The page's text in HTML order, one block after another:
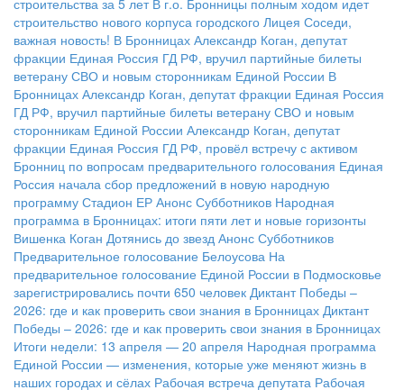
строительства за 5 лет В г.о. Бронницы полным ходом идет
строительство нового корпуса городского Лицея Соседи,
важная новость! В Бронницах Александр Коган, депутат
фракции Единая Россия ГД РФ, вручил партийные билеты
ветерану СВО и новым сторонникам Единой России В
Бронницах Александр Коган, депутат фракции Единая Россия
ГД РФ, вручил партийные билеты ветерану СВО и новым
сторонникам Единой России Александр Коган, депутат
фракции Единая Россия ГД РФ, провёл встречу с активом
Бронниц по вопросам предварительного голосования Единая
Россия начала сбор предложений в новую народную
программу Стадион ЕР Анонс Субботников Народная
программа в Бронницах: итоги пяти лет и новые горизонты
Вишенка Коган Дотянись до звезд Анонс Субботников
Предварительное голосование Белоусова На
предварительное голосование Единой России в Подмосковье
зарегистрировались почти 650 человек Диктант Победы –
2026: где и как проверить свои знания в Бронницах Диктант
Победы – 2026: где и как проверить свои знания в Бронницах
Итоги недели: 13 апреля — 20 апреля Народная программа
Единой России — изменения, которые уже меняют жизнь в
наших городах и сёлах Рабочая встреча депутата Рабочая